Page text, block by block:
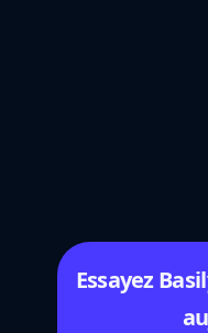
Essayez